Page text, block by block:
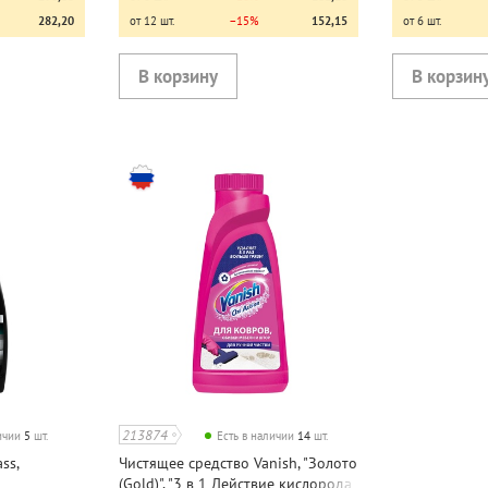
282,20
от 12 шт.
−15% 152,15
от 6 шт.
5 шт. 213874 Есть в наличии 14 шт.
Чистящее средство Vanish, "Золото
(Gold)", "3 в 1 Действие кислорода